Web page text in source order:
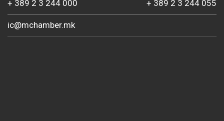
+ 389 2 3 244 000 + 389 2 3 244 055
ic@mchamber.mk